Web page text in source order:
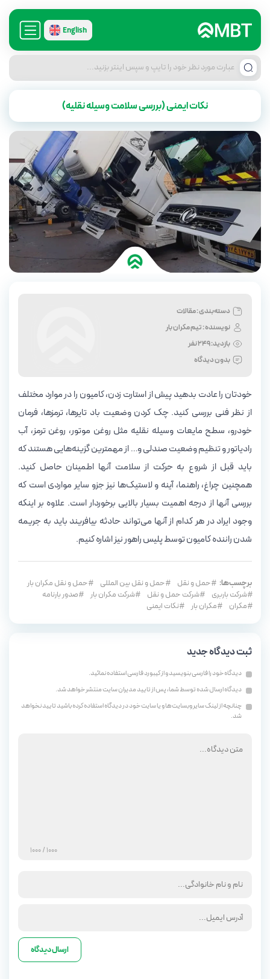
English
نکات ایمنی (بررسی سلامت وسیله نقلیه)
دسته‌بندی : مقالات
نویسنده :تیم مکران بار
بازدید:249 نفر
بدون دیدگاه
خودتان را عادت بدهید پیش از استارت زدن، کامیون را در موارد مختلف
از نظر فنی بررسی کنید. چک کردن وضعیت باد تایرها، ترمزها، فرمان
خودرو، سطح مایعات وسیله نقلیه مثل روغن موتور، روغن ترمز، آب
رادیاتور و تنظیم وضعیت صندلی و… از مهمترین گزینه‌هایی هستند که
باید قبل از شروع به حرکت از سلامت آنها اطمینان حاصل کنید.
همچنین چراغ، راهنما، آینه و لاستیک‌ها نیز جزو سایر مواردی است که
بررسی آنها از درجه اهمیت بسیار بالایی برخوردار است. علاوه بر اینکه
وجود ایراد در هر کدام از آنها می‌تواند حادثه بیافریند باید به جریمه
شدن راننده کامیون توسط پلیس راهور نیز اشاره کنیم.
برچسب‌ها: حمل و نقل حمل و نقل بین المللی
حمل و نقل مکران بار
شرکت باربری
شرکت حمل و نقل شرکت مکران بار
صدور بارنامه
مکران
مکران بار نکات ایمنی
ثبت دیدگاه جدید
دیدگاه خود را فارسی بنویسید و از کیبورد فارسی استفاده نمائید.
دیدگاه ارسال شده توسط شما، پس از تایید مدیران سایت منتشر خواهد شد.
چنانچه از لینک سایر وبسایت‌ها و یا سایت خود در دیدگاه استفاده کرده باشید تایید نخواهد
شد.
1000
/ 1000